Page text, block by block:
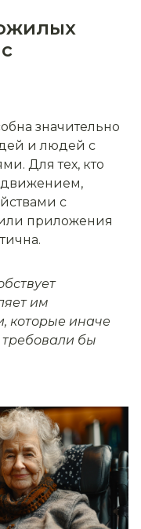
значительно
и людей с
Для тех, кто
с
приложения
им
которые иначе
бы